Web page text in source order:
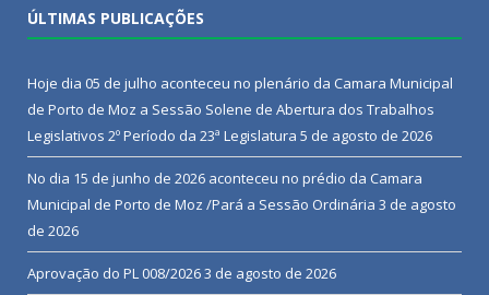
ÚLTIMAS PUBLICAÇÕES
Hoje dia 05 de julho aconteceu no plenário da Camara Municipal
de Porto de Moz a Sessão Solene de Abertura dos Trabalhos
Legislativos 2º Período da 23ª Legislatura 5 de agosto de 2026
No dia 15 de junho de 2026 aconteceu no prédio da Camara
Municipal de Porto de Moz /Pará a Sessão Ordinária 3 de agosto
de 2026
Aprovação do PL 008/20263 de agosto de 2026